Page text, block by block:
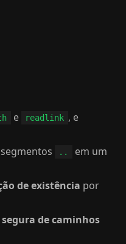
e readlink , e
..
em um
de existência por
de caminhos